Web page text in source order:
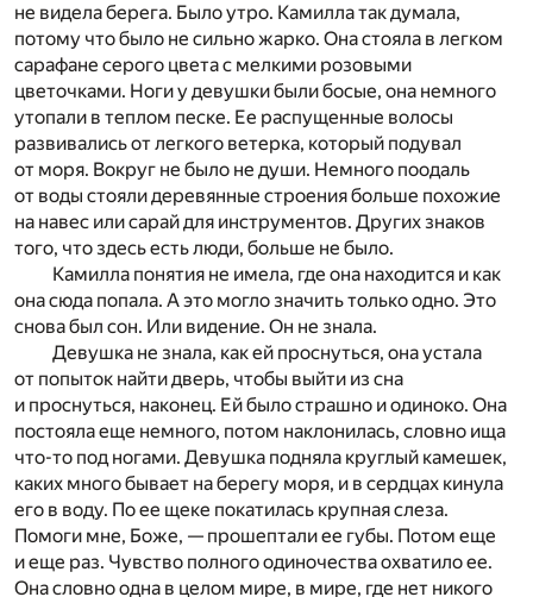
не видела берега. Было утро. Камилла так думала,
потому что было не сильно жарко. Она стояла в легком
сарафане серого цвета с мелкими розовыми
цветочками. Ноги у девушки были босые, она немного
утопали в теплом песке. Ее распущенные волосы
развивались от легкого ветерка, который подувал
от моря. Вокруг не было не души. Немного поодаль
от воды стояли деревянные строения больше похожие
на навес или сарай для инструментов. Других знаков
того, что здесь есть люди, больше не было.
Камилла понятия не имела, где она находится и как
она сюда попала. А это могло значить только одно. Это
снова был сон. Или видение. Он не знала.
Девушка не знала, как ей проснуться, она устала
от попыток найти дверь, чтобы выйти из сна
и проснуться, наконец. Ей было страшно и одиноко. Она
постояла еще немного, потом наклонилась, словно ища
что-то под ногами. Девушка подняла круглый камешек,
каких много бывает на берегу моря, и в сердцах кинула
его в воду. По ее щеке покатилась крупная слеза.
Помоги мне, Боже, — прошептали ее губы. Потом еще
и еще раз. Чувство полного одиночества охватило ее.
Она словно одна в целом мире, в мире, где нет никого